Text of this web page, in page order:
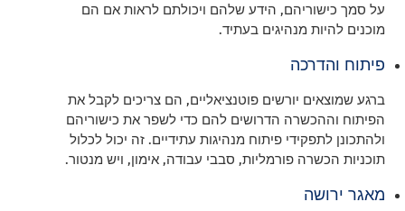
על סמך כישוריהם, הידע שלהם ויכולתם לראות אם הם
מוכנים להיות מנהיגים בעתיד.
פיתוח והדרכה
ברגע שמוצאים יורשים פוטנציאליים, הם צריכים לקבל את
הפיתוח וההכשרה הדרושים להם כדי לשפר את כישוריהם
ולהתכונן לתפקידי פיתוח מנהיגות עתידיים. זה יכול לכלול
תוכניות הכשרה פורמליות, סבבי עבודה, אימון, ויש מנטור.
מאגר ירושה